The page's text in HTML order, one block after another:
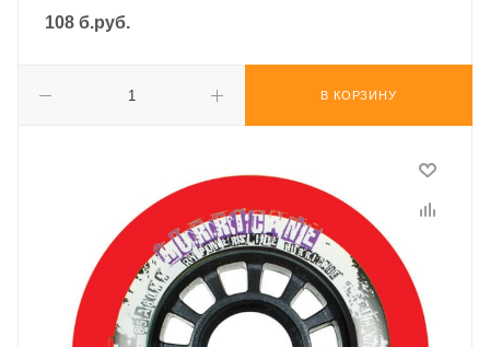
108 б.руб.
В КОРЗИНУ